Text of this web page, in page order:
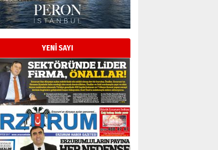
YENİ SAYI
Kadir SABUNCUOĞLU
Erzurumspor’un köşe taşları
29 Haziran 2026 Pazartesi
Kenan GÜLERCİ
Murat Şahsuvaroğlu ERKON’da
çıtayı yukarı taşırken,
yönetimdekiler aşağı
çekmemeli!
17 Şubat 2026 SalıOrhan BOZKURT
Bir fotoğraf, bir şehir, bir
gazeteci… Dizginler kimin
elinde?
31 Mart 2026 Salı
A. Berhan Yılmaz